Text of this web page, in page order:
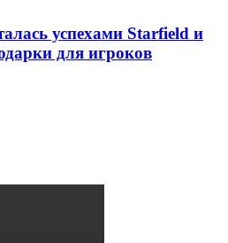
успехами Starfield и
для игроков